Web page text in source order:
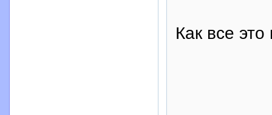
Как все